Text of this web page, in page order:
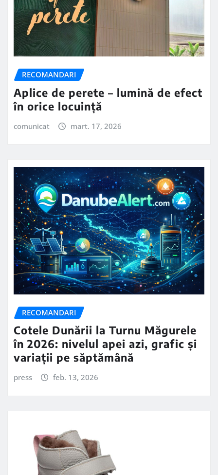
RECOMANDARI
Aplice de perete – lumină de efect
în orice locuință
comunicat mart. 17, 2026
RECOMANDARI
Cotele Dunării la Turnu Măgurele
în 2026: nivelul apei azi, grafic și
variații pe săptămână
press feb. 13, 2026